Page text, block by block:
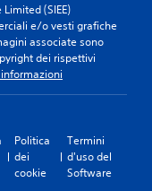
(SIEE)
e/o vesti grafiche
associate sono
dei rispettivi
Politica
dei
cookie
Termini
d'uso del
Software